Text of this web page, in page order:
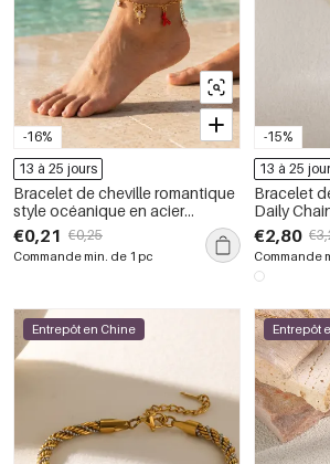
-16%
13 à 25 jours
Bracelet de cheville romantique
style océanique en acier
inoxydable étanche couleur or
€0,21 €0,25
Commande min. de 1 pc
-15%
13 à 25
Bracelet
Daily
étanche,
couleur or,
€2,80
Commande
Entrepôt en Chine Entrepôt